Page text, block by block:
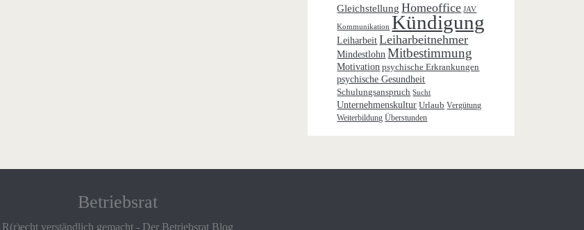
Gleichstellung Homeoffice JAV
Kommunikation Kündigung
Leiharbeit Leiharbeitnehmer
Mindestlohn Mitbestimmung
Motivation psychische Erkrankungen
psychische Gesundheit
Schulungsanspruch Sucht
Unternehmenskultur Urlaub Vergütung
Weiterbildung Überstunden
Betriebsrat
R(r)echt verständlich gemacht - Der Betriebsrat Blog